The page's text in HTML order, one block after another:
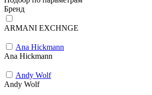
Бренд
ARMANI EXCHNGE
Ana Hickmann
Ana Hickmann
Andy Wolf
Andy Wolf